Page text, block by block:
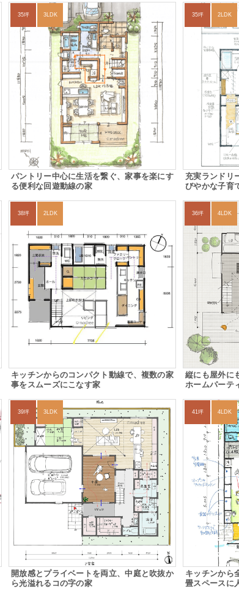
35坪 3LDK
パントリー中心に生活を繋ぐ、家事を楽にす
る便利な回遊動線の家
35坪 2LDK
充実ランドリ
びやかな子育
38坪 2LDK
キッチンからのコンパクト動線で、複数の家
事をスムーズにこなす家
36坪 4LDK
縦にも屋外に
ホームパーテ
39坪 3LDK
開放感とプライベートを両立、中庭と吹抜か
ら光溢れるコの字の家
41坪 4LDK
キッチンから
畳スペースに